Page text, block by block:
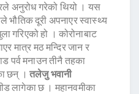
अनुरोध गरेको थियो । यस
भौतिक दूरी अपनाएर स्वास्थ्य
गरिएको हो । कोरोनाबाट
मात्र मठ मन्दिर जान र
पर्व मनाउन तीनै तहका
छन् । तलेजु भवानी
लागेका छ । महानवमीका